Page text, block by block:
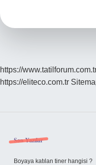
https://
https://eliteco.com.tr
Sidebar
Son Yazılar
Boyaya katılan tiner hangisi ?